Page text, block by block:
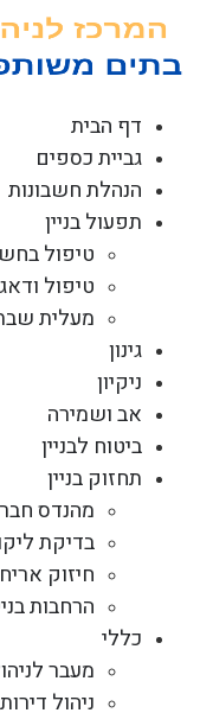
דף הבית
גביית כספים
הנהלת חשבונות
תפעול בניין
טיפול
טיפול
מעלית שבת
גינון
ניקיון
אב ושמירה
ביטוח לבניין
תחזוק בניין
מהנדס
בדיקת
חיזוק
הרחבות
כללי
מעבר
ניהול